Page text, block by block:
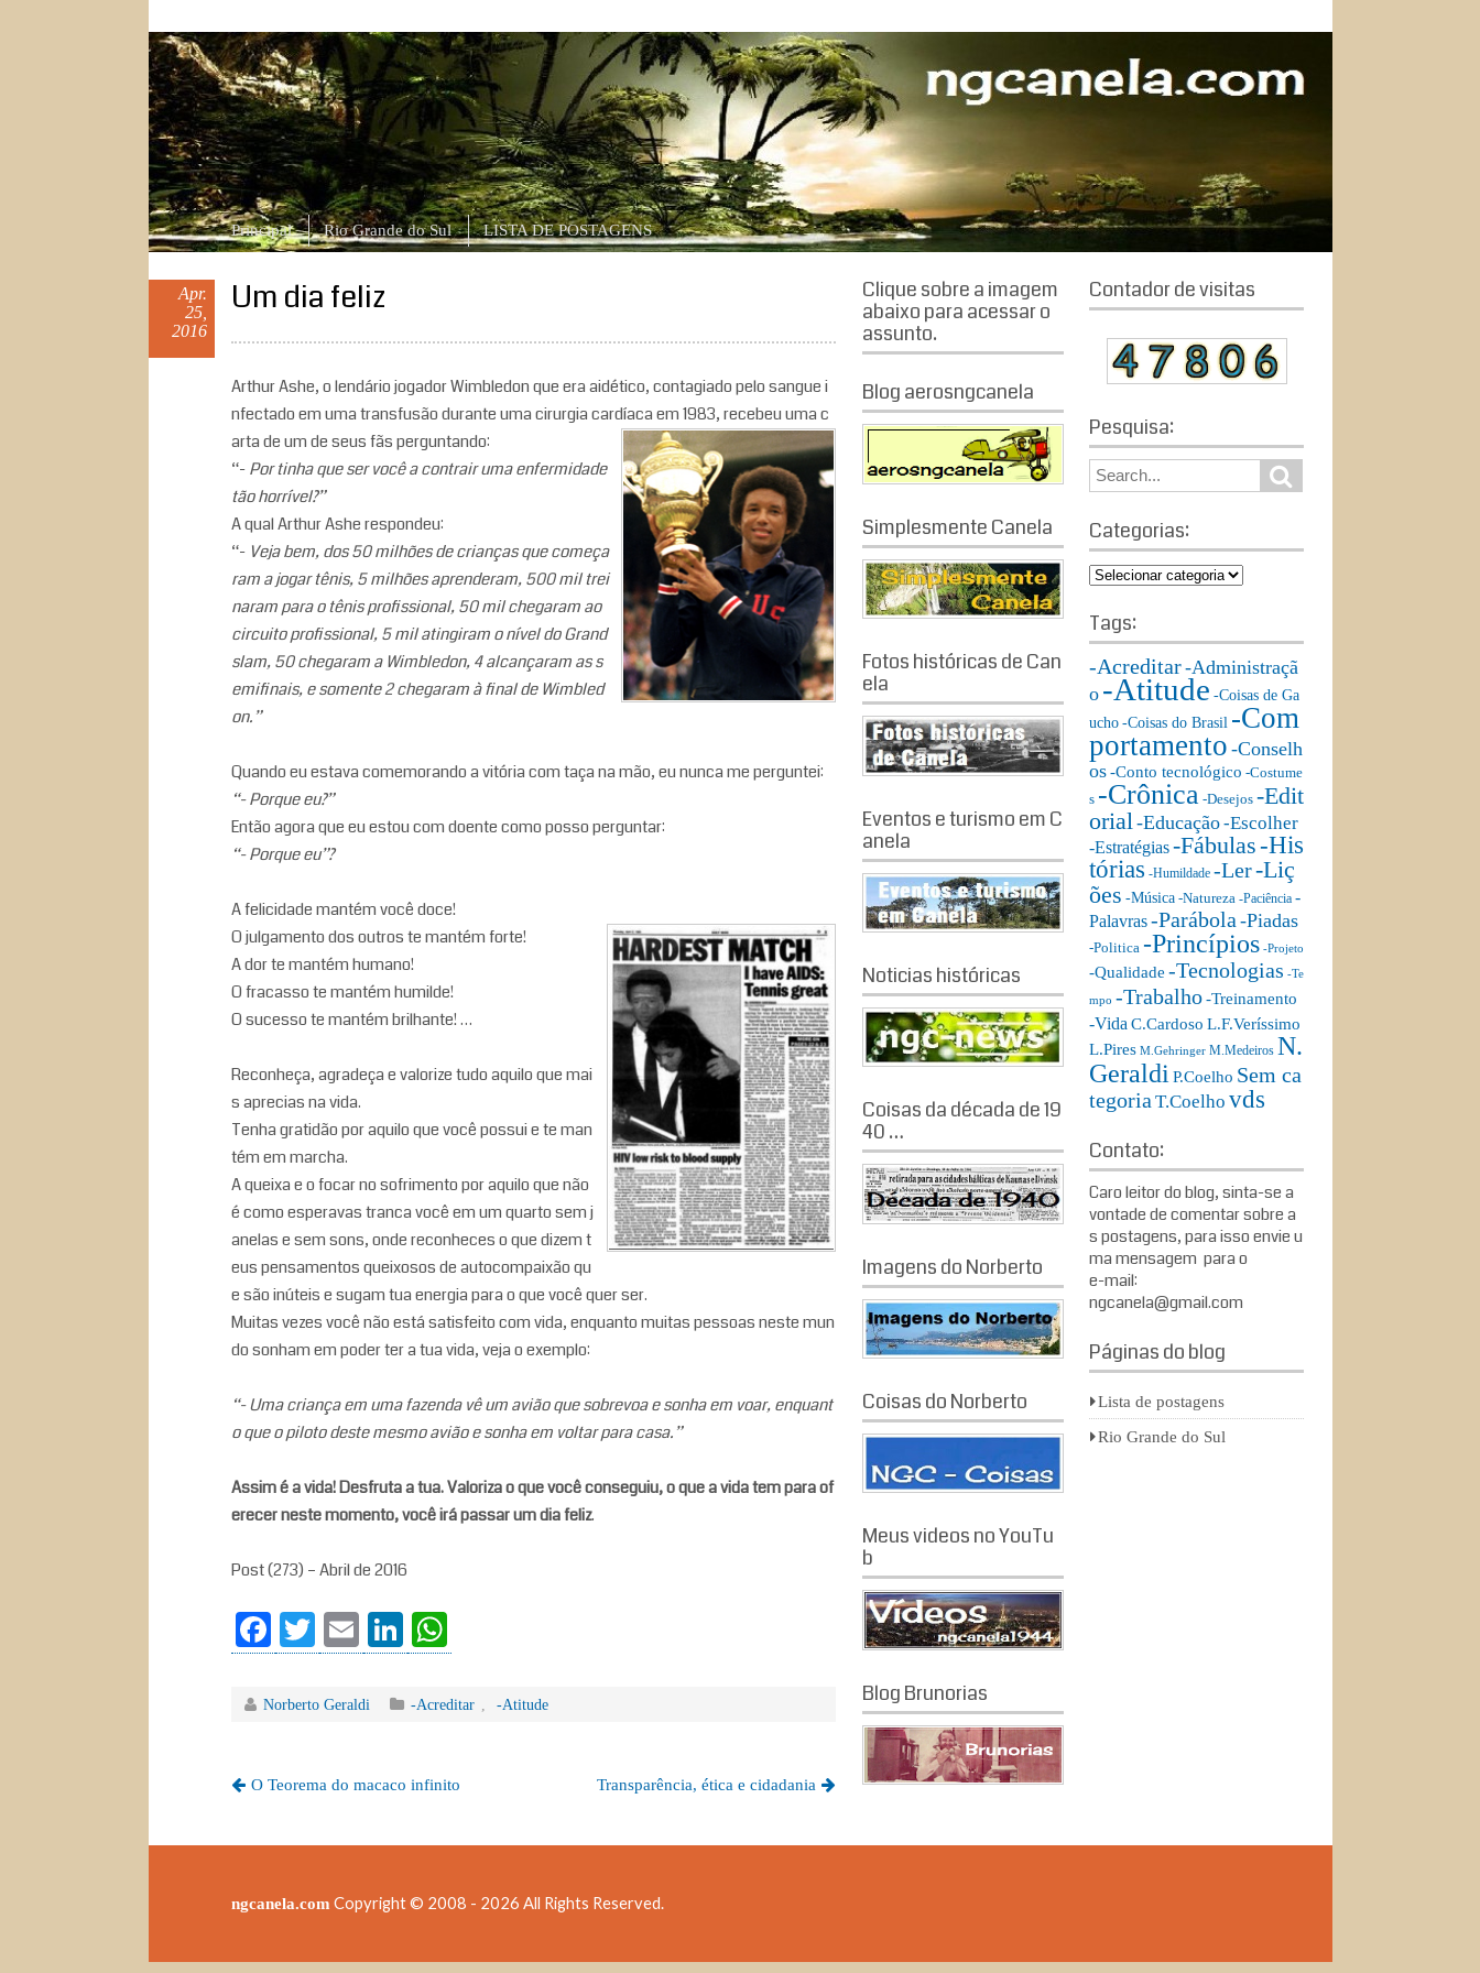
ngcanela.com
Atitude, comportamento e outras histórias.
Principal Rio Grande do Sul LISTA DE POSTAGENS
Um dia feliz
Apr.
25,
2016
Arthur Ashe, o lendário jogador Wimbledon que era aidético, contagiado pelo sangue i
nfectado em uma transfusão durante uma cirurgia cardíaca em 1983, recebeuuma c
arta de um de seus fãs perguntando:
“-Por tinha que ser você a contrair uma enfermidade
tão horrível?”
A qual Arthur Ashe respondeu:
“- Veja bem, dos 50 milhões de crianças que começa
ram a jogar tênis, 5 milhões aprenderam, 500 mil trei
naram para o tênis profissional, 50 mil chegaram ao
circuito profissional, 5 mil atingiram o nível do Grand
slam, 50 chegaram a Wimbledon, 4 alcançaram as s
emifinais, e somente 2 chegaram à final de Wimbled
on.”
Quando eu estava comemorando a vitória com taça na mão, eu nunca me perguntei:
“- Porque eu?”
Então agora que eu estou com doente como posso perguntar:
“- Porque eu”?
A felicidade mantém você doce!
O julgamento dos outros te mantém forte!
A dor te mantém humano!
O fracasso te mantém humilde!
O sucesso te mantém brilhante! …
Reconheça, agradeça e valorize tudo aquilo que mai
s aprecias na vida.
Tenha gratidão por aquilo que você possui e te man
tém em marcha.
A queixa e o focar no sofrimento por aquilo que não
é como esperavas tranca você em um quarto sem j
anelas e sem sons, onde reconheces o que dizem t
eus pensamentos queixosos de autocompaixão qu
e são inúteis e sugam tua energia para o que você quer ser.
Muitas vezes você não está satisfeito com vida, enquanto muitas pessoas neste mun
do sonham em poder ter a tua vida, veja o exemplo:
“- Uma criança em uma fazenda vê um avião que sobrevoa e sonha em voar, enquant
o que o piloto deste mesmo avião e sonha em voltar para casa.”
Assim é a vida! Desfruta a tua. Valoriza o que você conseguiu, o que a vida tem para of
erecer neste momento, você irá passar um dia feliz.
Post (273) – Abril de 2016
Fa
ce
bo
T
wi
tte
E
m
ail
Li
nk
ed
ha
ts
pp
Norberto Geraldi -Acreditar -Atitude
O Teorema do macaco infinito Transparência, ética e cidadania
Clique sobre a imagem
abaixo para acessar o
assunto.
Blog aerosngcanela
Simplesmente Canela
Fotos históricas de Can
ela
Eventos e turismo em C
anela
Noticias históricas
Coisas da década de 19
40 …
Imagens do Norberto
Coisas do Norberto
Meus videos no YouTu
b
Blog Brunorias
Contador de visitas
Pesquisa:
S
e
r
c
h
o
r:
e
Categorias:
C
t
e
r
i
a
s:
Tags:
-Acreditar-Administraçã
o -Atitude -Coisas de Ga
ucho -Coisas do Brasil -Com
portamento -Conselh
os -Conto tecnológico -Costume
s -Crônica -Desejos -Edit
orial -Educação-Escolher
-Estratégias -Fábulas-His
tórias -Humildade -Ler-Liç
ões -Música -Natureza -Paciência -
Palavras-Parábola -Piadas
-Politica -Princípios -Projeto
-Qualidade -Tecnologias -Te
mpo -Trabalho -Treinamento
-Vida C.Cardoso L.F.Veríssimo
L.Pires M.Gehringer M.Medeiros N.
Geraldi P.Coelho Sem ca
tegoria T.Coelho vds
Contato:
Caro leitor do blog, sinta-se a
vontade de comentar sobre a
s postagens, para isso envie u
ma mensagem para o
e-mail:
ngcanela@gmail.com
Páginas do blog
Lista de postagens
Rio Grande do Sul
ngcanela.com Copyright © 2008 - 2026 All Rights Reserved.